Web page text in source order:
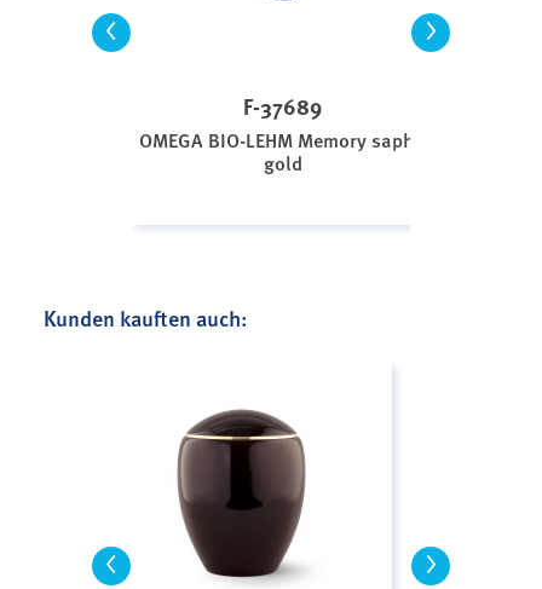
<
F-37689
OMEGA BIO-LEHM Memory saphir
gold
>
Kunden kauften auch:
< >